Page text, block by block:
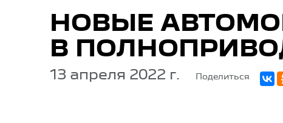
НОВЫЕ
В
13 апреля 2022 г. Поделиться